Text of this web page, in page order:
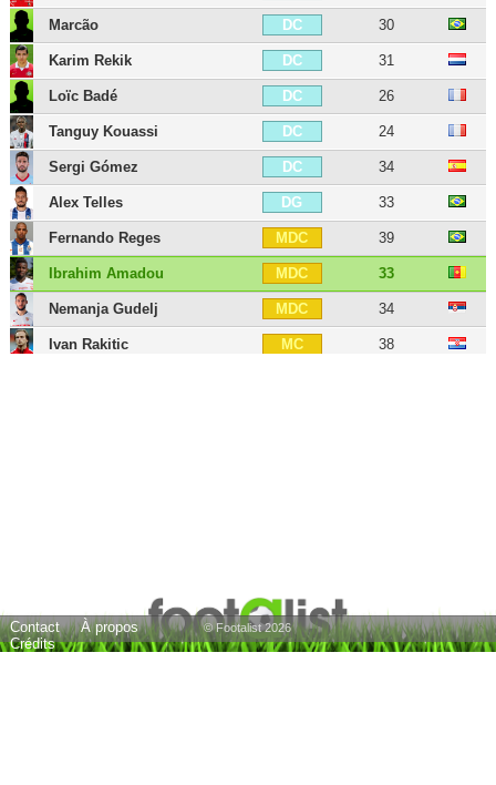
Marcão DC 30
Karim Rekik DC 31
Loïc Badé DC 26
Tanguy Kouassi DC 24
Sergi Gómez DC 34
Alex Telles DG 33
Fernando Reges MDC 39
Ibrahim Amadou MDC 33
Nemanja Gudelj MDC 34
Ivan Rakitic MC 38
Jesús Corona AID 33
Contact
À propos
Crédits
© Footalist 2026